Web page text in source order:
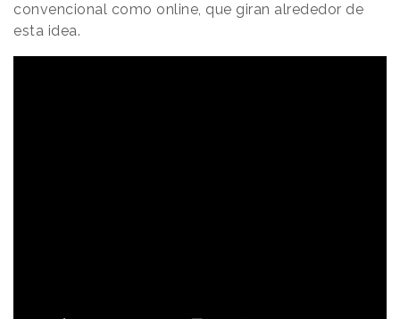
convencional como online, que giran alrededor de
esta idea.